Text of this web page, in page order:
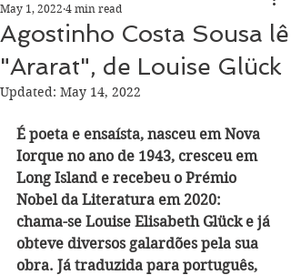
Agostinho Costa Sousa lê
"Ararat", de Louise Glück
May 1, 2022 4 min read
Updated: May 14, 2022
É poeta e ensaísta, nasceu em Nova
Iorque no ano de 1943, cresceu em
Long Island e recebeu o Prémio
Nobel da Literatura em 2020:
chama-se Louise Elisabeth Glück e já
obteve diversos galardões pela sua
obra. Já traduzida para português,